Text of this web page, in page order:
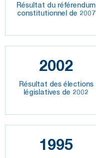
Résultat du référendum
constitutionnel de 2007
2002
Résultat des élections
législatives de 2002
1995